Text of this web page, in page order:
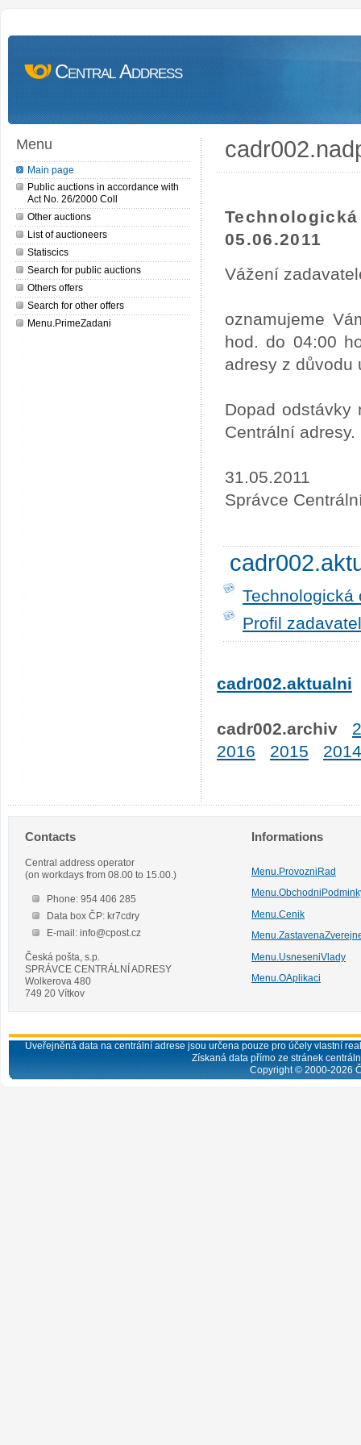
Central Address
Menu
Main page
Public auctions in accordance with
Act No. 26/2000 Coll
Other auctions
List of auctioneers
Statiscics
Search for public auctions
Others offers
Search for other offers
Menu.PrimeZadani
05.06.2011
Vážení
oznamujeme
hod. do 04:00
adresy z důvodu
Dopad odstávky
Centrální adresy.
31.05.2011
Správce
Technologická
Profil
cadr002.aktualni
cadr002.archiv
2016
2015 2014
Contacts
Central address operator
(on workdays from 08.00 to 15.00.)
Phone: 954 406 285
Data box ČP: kr7cdry
E-mail: info@cpost.cz
Česká pošta, s.p.
SPRÁVCE CENTRÁLNÍ ADRESY
Wolkerova 480
749 20 Vítkov
Informations
Menu.ProvozniRad
Menu.Cenik
Menu.UsneseniVlady
Menu.OAplikaci
Uveřejněná data na centrální adrese jsou určena pouze pro účely vlastní
Získaná data přímo ze stránek
Copyright © 2000-2026